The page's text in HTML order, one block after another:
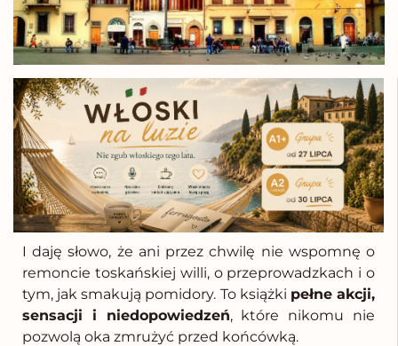
I daję słowo, że ani przez chwilę nie wspomnę o
remoncie toskańskiej willi, o przeprowadzkach i o
tym, jak smakują pomidory. To książki pełne akcji,
sensacji i niedopowiedzeń, które nikomu nie
pozwolą oka zmrużyć przed końcówką.